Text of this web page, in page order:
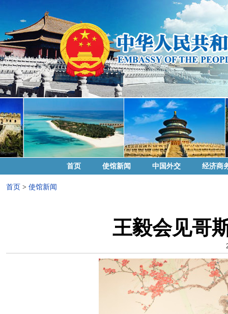
首页 使馆新闻 中国外交 经济商
首页 > 使馆新闻
王毅会见哥